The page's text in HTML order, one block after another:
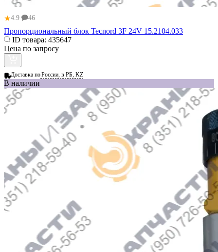
★4.9 46
Пропорциональный блок Tecnord 3F 24V 15.2104.033
ID товара: 435647
Цена по запросу
Доставка поРоссии, в РБ, KZ
В наличии